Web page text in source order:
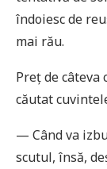
îndoiesc de
mai rău.
Preţ de câteva
căutat
— Când va
scutul, însă,